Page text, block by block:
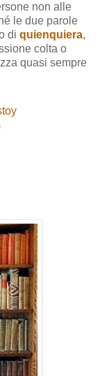
non alle
le due parole
di quienquiera,
colta o
quasi sempre